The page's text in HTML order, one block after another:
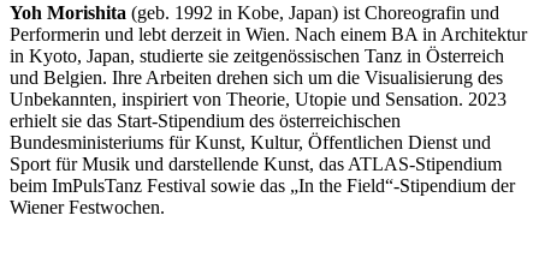
Yoh Morishita (geb. 1992 in Kobe, Japan) ist Choreografin und
Performerin und lebt derzeit in Wien. Nach einem BA in Architektur
in Kyoto, Japan, studierte sie zeitgenössischen Tanz in Österreich
und Belgien. Ihre Arbeiten drehen sich um die Visualisierung des
Unbekannten, inspiriert von Theorie, Utopie und Sensation. 2023
erhielt sie das Start-Stipendium des österreichischen
Bundesministeriums für Kunst, Kultur, Öffentlichen Dienst und
Sport für Musik und darstellende Kunst, das ATLAS-Stipendium
beim ImPulsTanz Festival sowie das „In the Field“-Stipendium der
Wiener Festwochen.